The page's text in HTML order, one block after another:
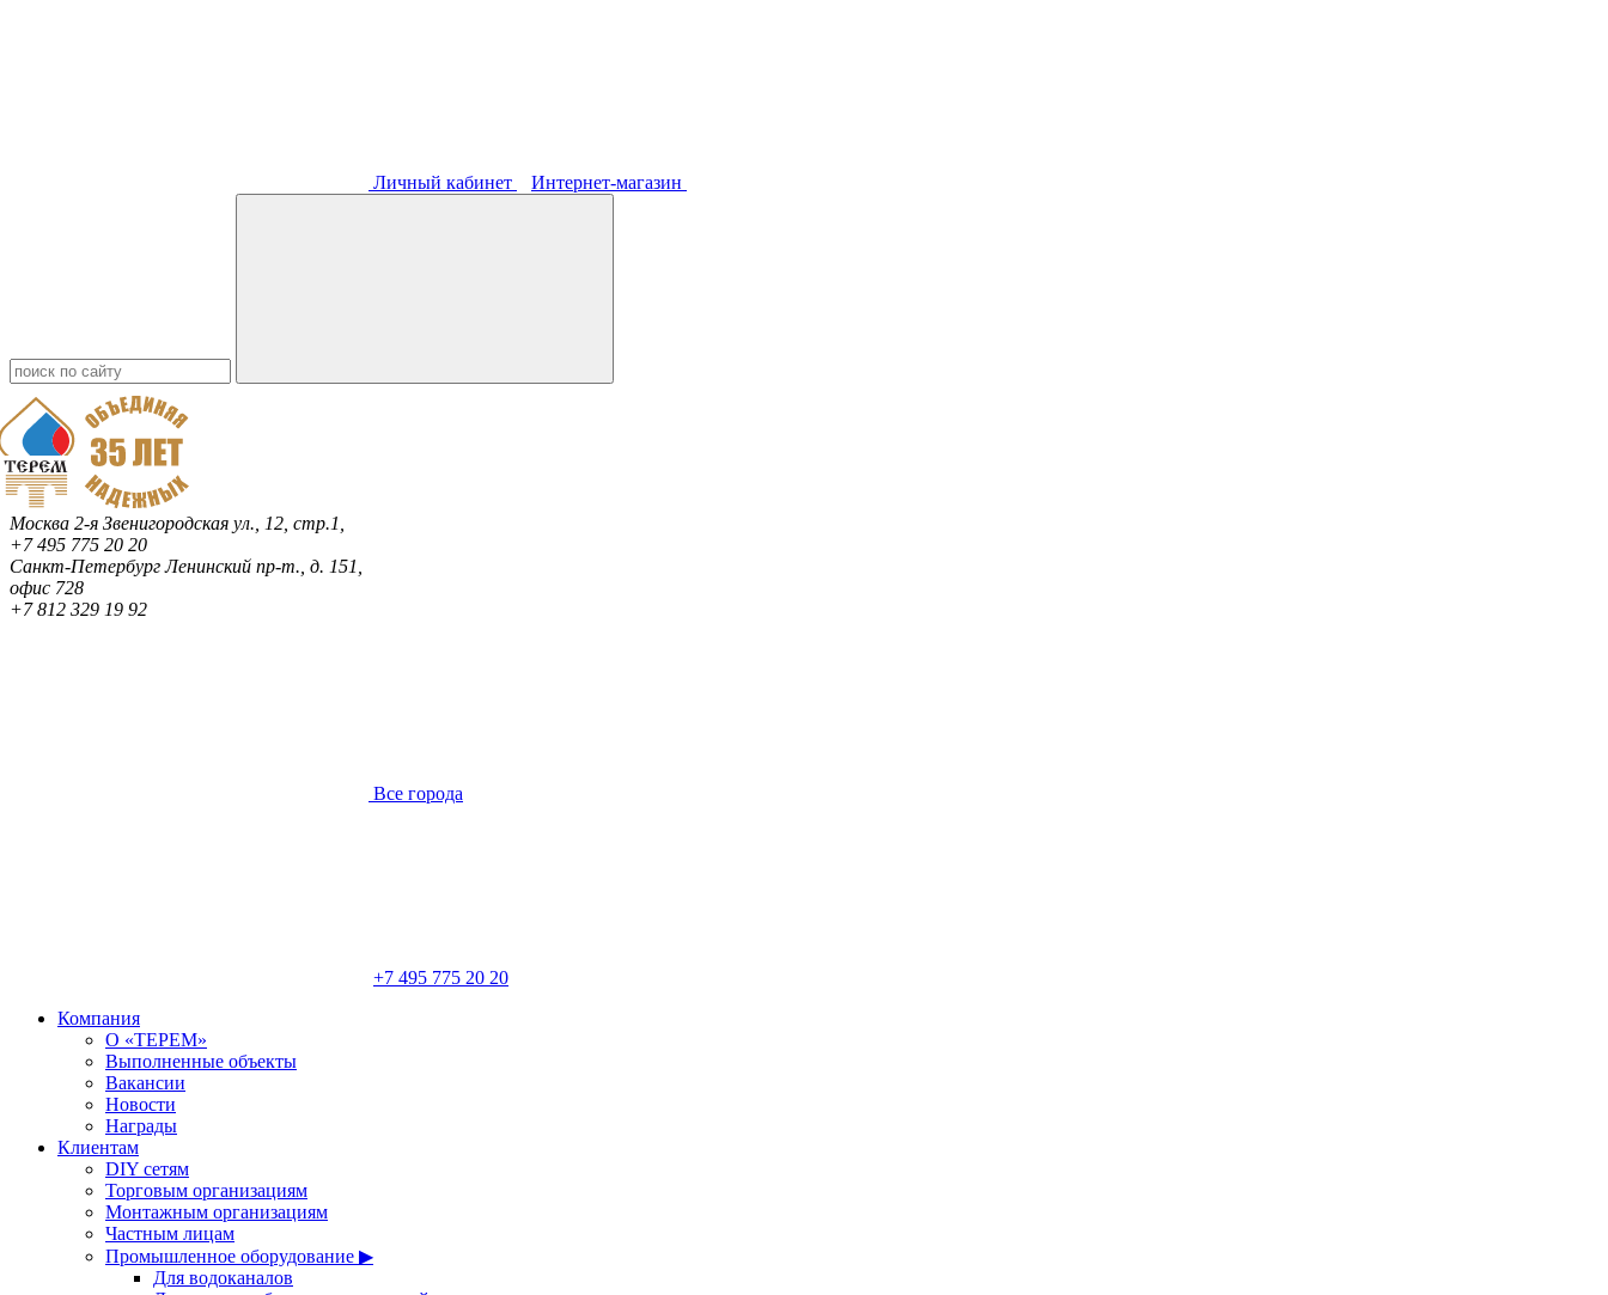
Личный кабинет Интернет-магазин
Москва 2-я Звенигородская ул., 12, стр.1,
+7 495 775 20 20
Санкт-ПетербургЛенинский пр-т., д. 151,
офис 728
+7 812 329 19 92
Все города
+7 495 775 20 20
Компания
О «ТЕРЕМ»
Выполненные объекты
Вакансии
Новости
Награды
Клиентам
DIY сетям
Торговым организациям
Монтажным организациям
Частным лицам
Промышленное оборудование ▶
Для водоканалов